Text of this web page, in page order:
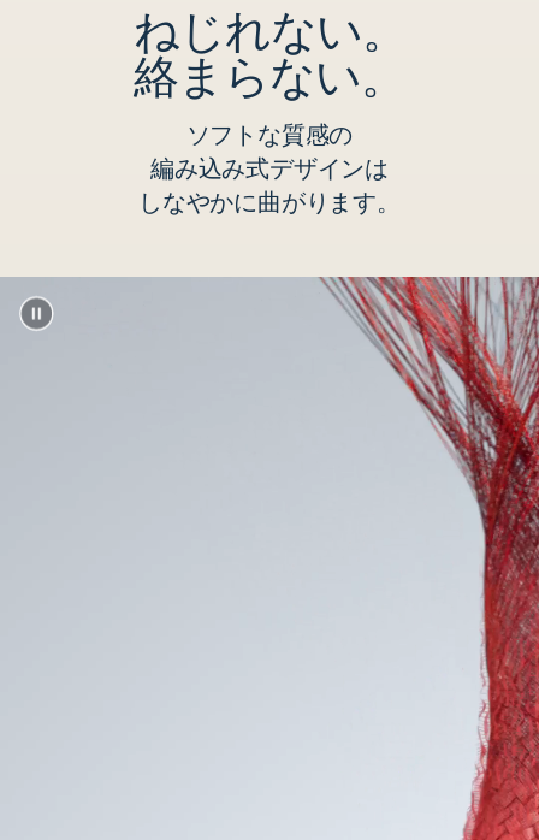
ねじれない。
絡まらない。
ソフトな​​質感の
編み込み式デザインは
しな​​やかに​​曲がります。